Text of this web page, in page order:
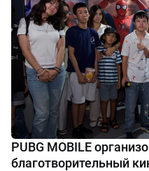
PUBG MOBILE
благотворительный